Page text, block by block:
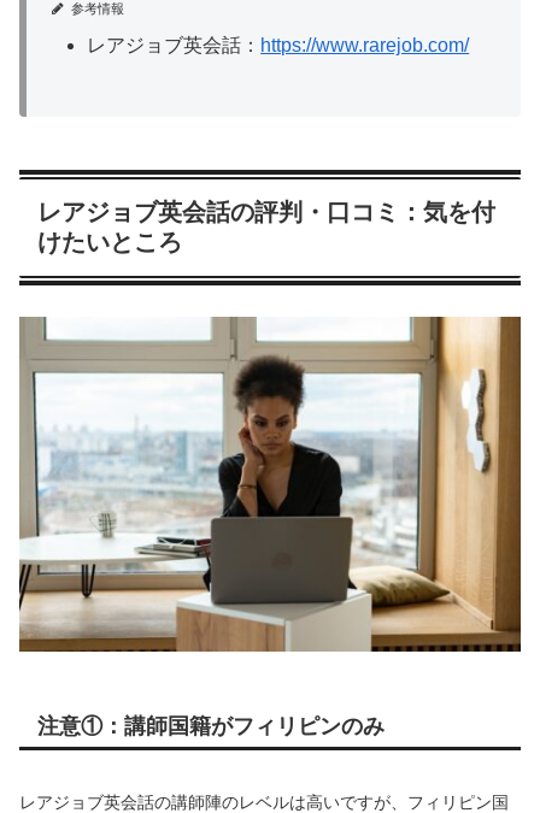
参考情報
レアジョブ英会話： https://www.rarejob.com/
レアジョブ英会話の評判・口コミ：気を付
けたいところ
注意①：講師国籍がフィリピンのみ
レアジョブ英会話の講師陣のレベルは高いですが、フィリピン国